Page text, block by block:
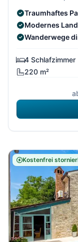
Traumhaftes
Modernes
Wanderwege
4 Schlafzimmer
220 m²
Kostenfrei